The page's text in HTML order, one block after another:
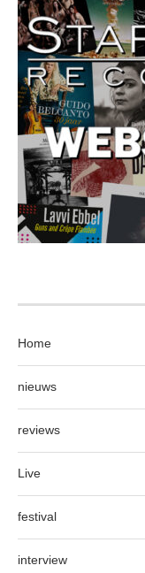
Home
nieuws
reviews
Live
festival
interview